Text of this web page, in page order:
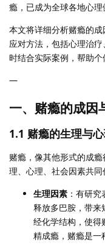
瘾，已成为全球各地心理
本文将详细分析赌瘾的
应对方法，包括心理治
时结合实际案例，帮助个
—
一、赌瘾的成因
1.1 赌瘾的生理与
赌瘾，像其他形式的成
理、心理、社会因素共同
生理因素 ：有研
释放多巴胺，带来
经化学结构，使得
精成瘾，赌瘾是一